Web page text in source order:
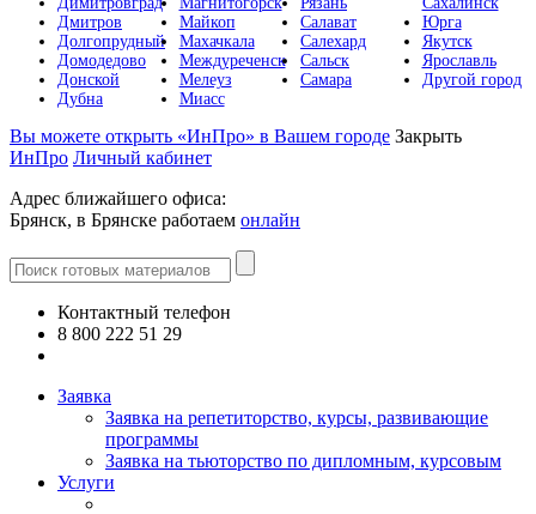
Дмитров
Долгопрудный
Домодедово
Донской
Дубна
Майкоп
Махачкала
Междуреченск
Мелеуз
Миасс
Салават
Салехард
Сальск
Самара
Юрга
Якутск
Ярославль
Другой город
Вы можете открыть «ИнПро» в Вашем городе Закрыть
ИнПро Личный кабинет
Адрес ближайшего офиса:
Брянск, в Брянске работаем онлайн
Контактный телефон
8 800 222 51 29
Заявка
Заявка на репетиторство, курсы, развивающие
программы
Заявка на тьюторство по дипломным, курсовым
Услуги